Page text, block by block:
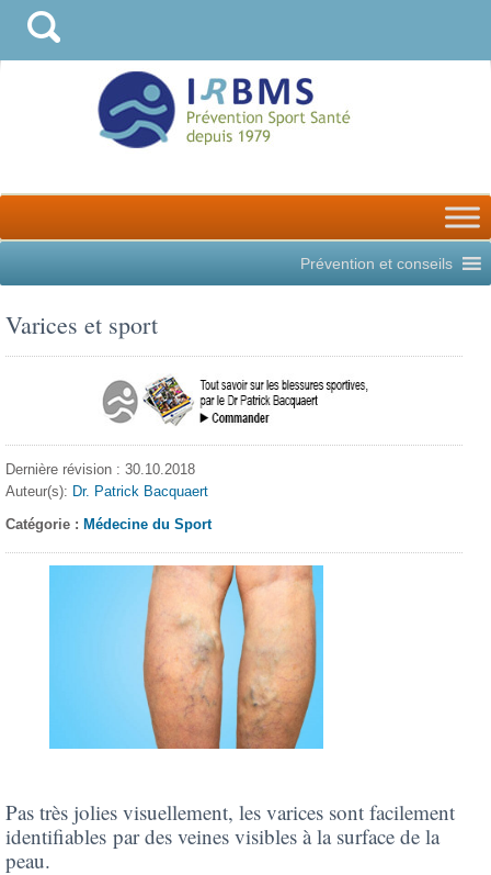
Prévention et conseils
Varices et sport
Dernière révision : 30.10.2018
Auteur(s): Dr. Patrick Bacquaert
Catégorie : Médecine du Sport
Pas très jolies visuellement, les varices sont facilement
identifiables par des veines visibles à la surface de la
peau.